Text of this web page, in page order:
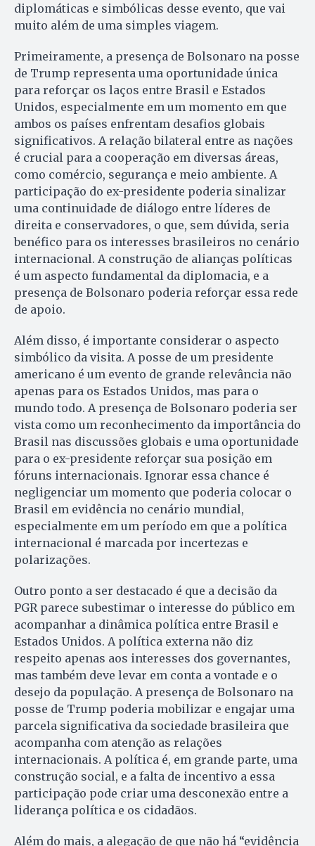
diplomáticas e simbólicas desse evento, que vai
muito além de uma simples viagem.
Primeiramente, a presença de Bolsonaro na posse
de Trump representa uma oportunidade única
para reforçar os laços entre Brasil e Estados
Unidos, especialmente em um momento em que
ambos os países enfrentam desafios globais
significativos. A relação bilateral entre as nações
é crucial para a cooperação em diversas áreas,
como comércio, segurança e meio ambiente. A
participação do ex-presidente poderia sinalizar
uma continuidade de diálogo entre líderes de
direita e conservadores, o que, sem dúvida, seria
benéfico para os interesses brasileiros no cenário
internacional. A construção de alianças políticas
é um aspecto fundamental da diplomacia, e a
presença de Bolsonaro poderia reforçar essa rede
de apoio.
Além disso, é importante considerar o aspecto
simbólico da visita. A posse de um presidente
americano é um evento de grande relevância não
apenas para os Estados Unidos, mas para o
mundo todo. A presença de Bolsonaro poderia ser
vista como um reconhecimento da importância do
Brasil nas discussões globais e uma oportunidade
para o ex-presidente reforçar sua posição em
fóruns internacionais. Ignorar essa chance é
negligenciar um momento que poderia colocar o
Brasil em evidência no cenário mundial,
especialmente em um período em que a política
internacional é marcada por incertezas e
polarizações.
Outro ponto a ser destacado é que a decisão da
PGR parece subestimar o interesse do público em
acompanhar a dinâmica política entre Brasil e
Estados Unidos. A política externa não diz
respeito apenas aos interesses dos governantes,
mas também deve levar em conta a vontade e o
desejo da população. A presença de Bolsonaro na
posse de Trump poderia mobilizar e engajar uma
parcela significativa da sociedade brasileira que
acompanha com atenção as relações
internacionais. A política é, em grande parte, uma
construção social, e a falta de incentivo a essa
participação pode criar uma desconexão entre a
liderança política e os cidadãos.
Além do mais, a alegação de que não há “evidência